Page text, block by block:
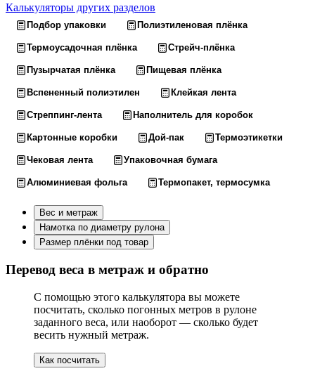
Калькуляторы других разделов
Подбор упаковки Полиэтиленовая плёнка
Термоусадочная плёнка Стрейч-плёнка
Пузырчатая плёнка Пищевая плёнка
Вспененный полиэтилен Клейкая лента
Стреппинг-лента Наполнитель для коробок
Картонные коробки Дой-пак Термоэтикетки
Чековая лента Упаковочная бумага
Алюминиевая фольга Термопакет, термосумка
Вес и метраж
Намотка по диаметру рулона
Размер плёнки под товар
Перевод веса в метраж и обратно
С помощью этого калькулятора вы можете
посчитать, сколько погонных метров в рулоне
заданного веса, или наоборот — сколько будет
весить нужный метраж.
Как посчитать